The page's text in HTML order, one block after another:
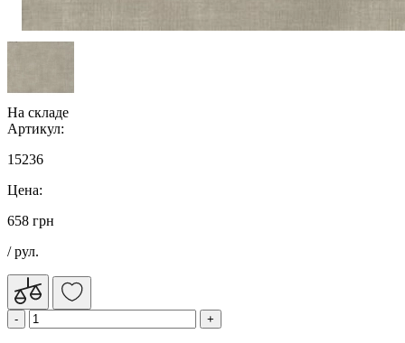
На складе
Артикул:
15236
Цена:
658 грн
/ рул.